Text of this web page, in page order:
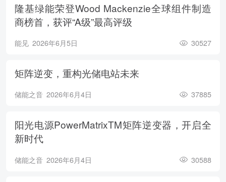
隆基绿能荣登Wood Mackenzie全球组件制造
商榜首，获评“A级”最高评级
能见 2026年6月5日 30527
矩阵逆变，重构光储电站未来
储能之音 2026年6月4日 37885
阳光电源PowerMatrixTM矩阵逆变器，开启全
新时代
储能之音 2026年6月4日 30588